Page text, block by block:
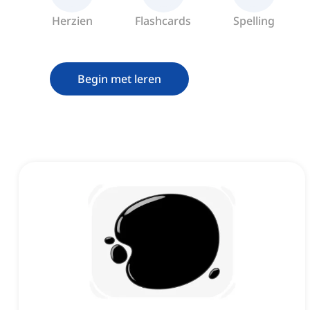
Herzien Flashcards Spelling
Begin met leren